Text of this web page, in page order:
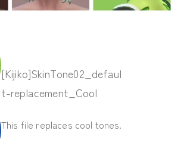
[Kijiko]SkinTone02_defaul
t-replacement_Cool
This file replaces cool tones.